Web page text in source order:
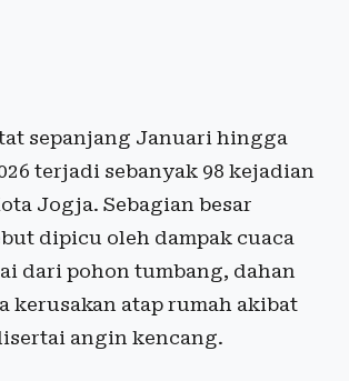
sepanjang Januari hingga
terjadi sebanyak 98 kejadian
Jogja. Sebagian besar
dipicu oleh dampak cuaca
dari pohon tumbang, dahan
kerusakan atap rumah akibat
angin kencang.